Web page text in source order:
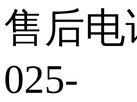
售后电
025-